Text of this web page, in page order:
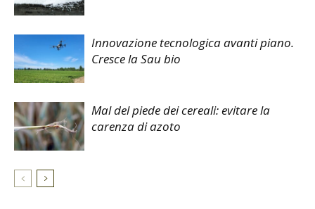
Innovazione tecnologica avanti piano.
Cresce la Sau bio
Mal del piede dei cereali: evitare la
carenza di azoto